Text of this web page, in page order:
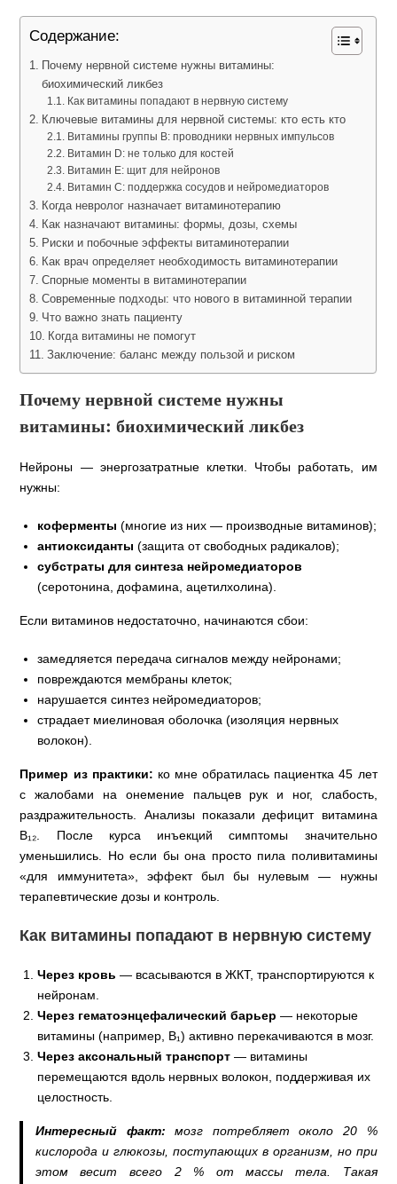
Содержание:
Почему нервной системе нужны витамины:
биохимический ликбез
Как витамины попадают в нервную систему
Ключевые витамины для нервной системы: кто есть кто
Витамины группы В: проводники нервных импульсов
Витамин D: не только для костей
Витамин Е: щит для нейронов
Витамин С: поддержка сосудов и нейромедиаторов
Когда невролог назначает витаминотерапию
Как назначают витамины: формы, дозы, схемы
Риски и побочные эффекты витаминотерапии
Как врач определяет необходимость витаминотерапии
Спорные моменты в витаминотерапии
Современные подходы: что нового в витаминной терапии
Что важно знать пациенту
Когда витамины не помогут
Заключение: баланс между пользой и риском
Почему нервной системе нужны
витамины: биохимический ликбез
Нейроны — энергозатратные клетки. Чтобы работать, им
нужны:
коферменты (многие из них — производные витаминов);
антиоксиданты (защита от свободных радикалов);
субстраты для синтеза нейромедиаторов
(серотонина, дофамина, ацетилхолина).
Если витаминов недостаточно, начинаются сбои:
замедляется передача сигналов между нейронами;
повреждаются мембраны клеток;
нарушается синтез нейромедиаторов;
страдает миелиновая оболочка (изоляция нервных
волокон).
Пример из практики: ко мне обратилась пациентка 45 лет
с жалобами на онемение пальцев рук и ног, слабость,
раздражительность. Анализы показали дефицит витамина
В₁₂. После курса инъекций симптомы значительно
уменьшились. Но если бы она просто пила поливитамины
«для иммунитета», эффект был бы нулевым — нужны
терапевтические дозы и контроль.
Как витамины попадают в нервную систему
Через кровь — всасываются в ЖКТ, транспортируются к
нейронам.
Через гематоэнцефалический барьер — некоторые
витамины (например, В₁) активно перекачиваются в мозг.
Через аксональный транспорт — витамины
перемещаются вдоль нервных волокон, поддерживая их
целостность.
Интересный факт: мозг потребляет около 20 %
кислорода и глюкозы, поступающих в организм, но при
этом весит всего 2 % от массы тела. Такая